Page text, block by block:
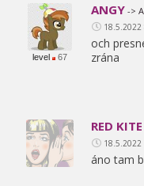
level 67
ANGY ->
18.5.2022
och
zrána
RED KITE
18.5.2022
áno tam